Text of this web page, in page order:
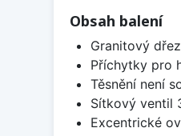
Obsah balení
Granitový dřez
Příchytky pro
Těsnění není
Sítkový ventil
Excentrické